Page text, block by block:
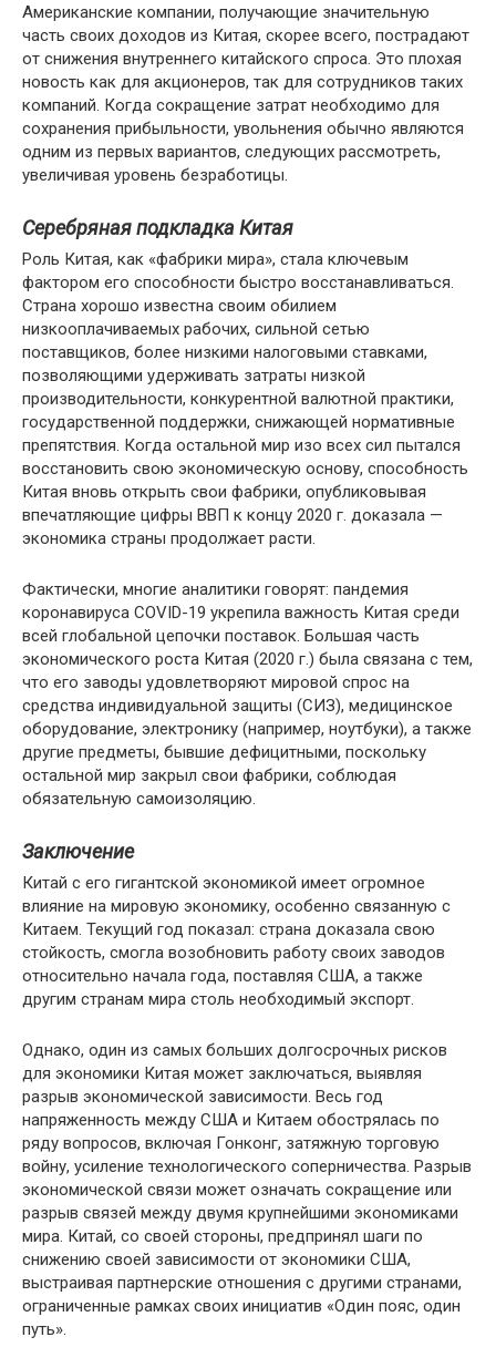
Американские компании, получающие значительную
часть своих доходов из Китая, скорее всего, пострадают
от снижения внутреннего китайского спроса. Это плохая
новость как для акционеров, так для сотрудников таких
компаний. Когда сокращение затрат необходимо для
сохранения прибыльности, увольнения обычно являются
одним из первых вариантов, следующих рассмотреть,
увеличивая уровень безработицы.
Серебряная подкладка Китая
Роль Китая, как «фабрики мира», стала ключевым
фактором его способности быстро восстанавливаться.
Страна хорошо известна своим обилием
низкооплачиваемых рабочих, сильной сетью
поставщиков, более низкими налоговыми ставками,
позволяющими удерживать затраты низкой
производительности, конкурентной валютной практики,
государственной поддержки, снижающей нормативные
препятствия. Когда остальной мир изо всех сил пытался
восстановить свою экономическую основу, способность
Китая вновь открыть свои фабрики, опубликовывая
впечатляющие цифры ВВП к концу 2020 г. доказала —
экономика страны продолжает расти.
Фактически, многие аналитики говорят: пандемия
коронавируса COVID-19 укрепила важность Китая среди
всей глобальной цепочки поставок. Большая часть
экономического роста Китая (2020 г.) была связана с тем,
что его заводы удовлетворяют мировой спрос на
средства индивидуальной защиты (СИЗ), медицинское
оборудование, электронику (например, ноутбуки), а также
другие предметы, бывшие дефицитными, поскольку
остальной мир закрыл свои фабрики, соблюдая
обязательную самоизоляцию.
Заключение
Китай с его гигантской экономикой имеет огромное
влияние на мировую экономику, особенно связанную с
Китаем. Текущий год показал: страна доказала свою
стойкость, смогла возобновить работу своих заводов
относительно начала года, поставляя США, а также
другим странам мира столь необходимый экспорт.
Однако, один из самых больших долгосрочных рисков
для экономики Китая может заключаться, выявляя
разрыв экономической зависимости. Весь год
напряженность между США и Китаем обострялась по
ряду вопросов, включая Гонконг, затяжную торговую
войну, усиление технологического соперничества. Разрыв
экономической связи может означать сокращение или
разрыв связей между двумя крупнейшими экономиками
мира. Китай, со своей стороны, предпринял шаги по
снижению своей зависимости от экономики США,
выстраивая партнерские отношения с другими странами,
ограниченные рамках своих инициатив «Один пояс, один
путь».